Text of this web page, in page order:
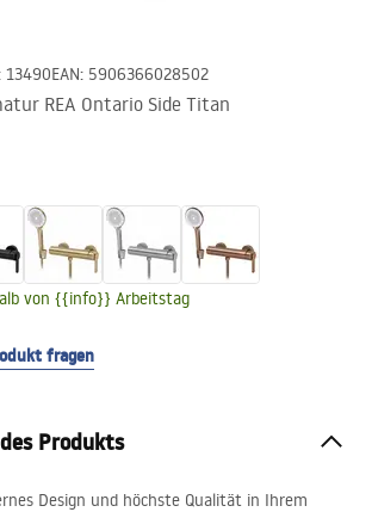
13490EAN: 5906366028502
REA Ontario Side Titan
von {{info}} Arbeitstag
fragen
Produkts
Design und höchste Qualität in Ihrem